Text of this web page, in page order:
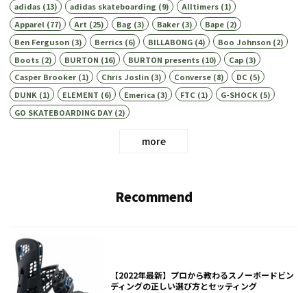
adidas(13) adidas skateboarding (9) Alltimers(1)
Apparel (77) Art (25) Bag (3) Baker(3) Bape(2)
Ben Ferguson(3) Berrics(6) BILLABONG(4) Boo Johnson(2)
Boots(2) BURTON (16) BURTON presents(10) Cap(3)
Casper Brooker(1) Chris Joslin(3) Converse(8) DC (5)
DUNK (1) ELEMENT (6) Emerica(3) FTC (1) G-SHOCK (5)
GO SKATEBOARDING DAY(2)
more
Recommend
【2022年最新】プロから教わるスノーボードビン
ディングの正しい選び方とセッティング